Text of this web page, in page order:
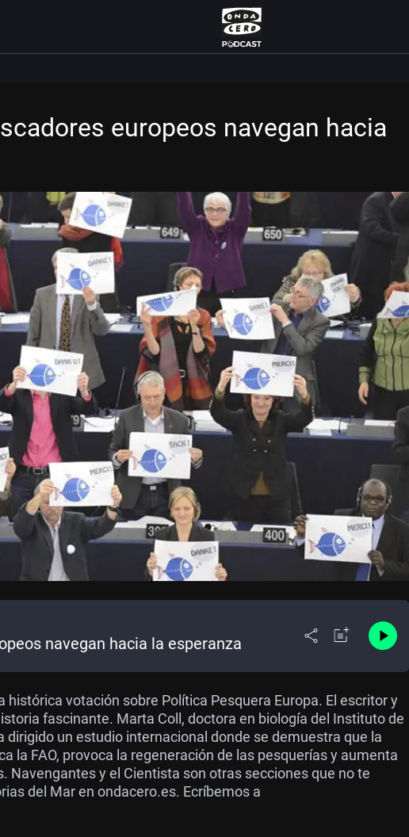
europeos navegan hacia
navegan hacia la esperanza
votación sobre Política Pesquera Europa. El escritor y
fascinante. Marta Coll, doctora en biología del Instituto de
dirigido un estudio internacional donde se demuestra que la
la FAO, provoca la regeneración de las pesquerías y aumenta
Navengantes y el Cientista son otras secciones que no te
del Mar en ondacero.es. Ecríbemos a